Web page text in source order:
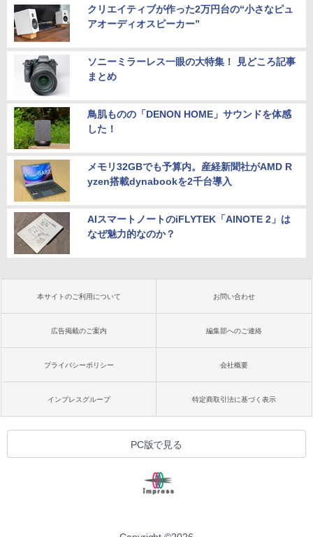
クリエイティブが作った2万円台の“小さなピュ
アオーディオスピーカー”
ソニーミラーレス一眼の大特集！ 見どころ記事
まとめ
鳥肌ものの「DENON HOME」サウンドを体感
した！
メモリ32GBでも予算内。産経新聞社がAMD R
yzen搭載dynabookを2千台導入
AIスマートノートのiFLYTEK「AINOTE 2」は
なぜ魅力的なのか？
本サイトのご利用について お問い合わせ
広告掲載のご案内 編集部へのご連絡
プライバシーポリシー 会社概要
インプレスグループ 特定商取引法に基づく表示
PC版で見る